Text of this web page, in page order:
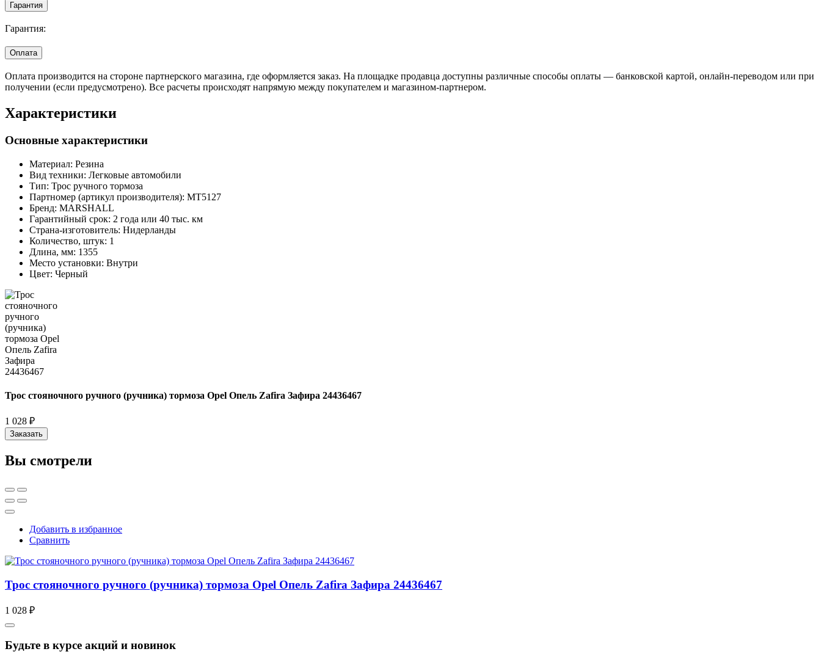
Гарантия
Гарантия:
Оплата
Оплата производится на стороне партнерского магазина, где оформляется заказ. На площадке продавца доступны различные способы оплаты — банковской картой, онлайн-переводом или при
получении (если предусмотрено). Все расчеты происходят напрямую между покупателем и магазином-партнером.
Характеристики
Основные характеристики
Материал: Резина
Вид техники: Легковые автомобили
Тип: Трос ручного тормоза
Партномер (артикул производителя): MT5127
Бренд: MARSHALL
Гарантийный срок: 2 года или 40 тыс. км
Страна-изготовитель: Нидерланды
Количество, штук: 1
Длина, мм: 1355
Место установки: Внутри
Цвет: Черный
Трос стояночного ручного (ручника) тормоза Opel Опель Zafira Зафира 24436467
1 028 ₽
Заказать
Вы смотрели
Добавить в избранное
Сравнить
Трос стояночного ручного (ручника) тормоза Opel Опель Zafira Зафира 24436467
1 028 ₽
Будьте в курсе акций и новинок